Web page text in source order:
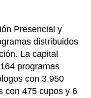
Presencial y
distribuidos
La capital
programas
con 3.950
con 475 cupos y 6